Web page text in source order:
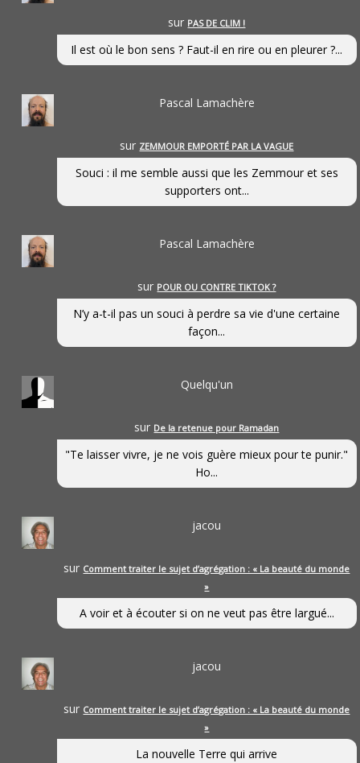
sur PAS DE CLIM !
Il est où le bon sens ? Faut-il en rire ou en pleurer ?...
Pascal Lamachère
sur ZEMMOUR EMPORTÉ PAR LA VAGUE
Souci : il me semble aussi que les Zemmour et ses
supporters ont...
Pascal Lamachère
sur POUR OU CONTRE TIKTOK ?
N’y a-t-il pas un souci à perdre sa vie d'une certaine
façon...
Quelqu'un
sur De la retenue pour Ramadan
"Te laisser vivre, je ne vois guère mieux pour te punir."
Ho...
jacou
sur Comment traiter le sujet d’agrégation : « La beauté du monde
»
A voir et à écouter si on ne veut pas être largué...
jacou
sur Comment traiter le sujet d’agrégation : « La beauté du monde
»
La nouvelle Terre qui arrive